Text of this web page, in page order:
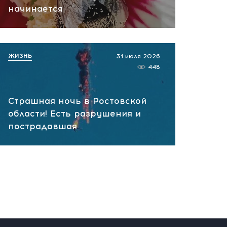
Войск беспилотных систем
вчера, 13:02
начинается
Страшная ночь в Ростовской
области! Есть разрушения и
пострадавшая
31 июля 2026
448
ЖИЗНЬ